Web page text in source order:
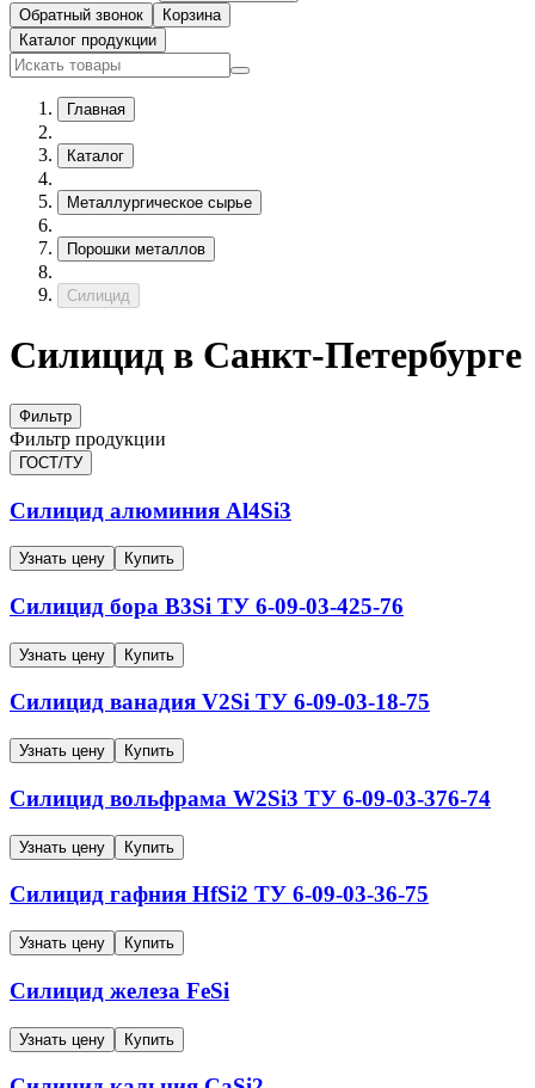
Обратный звонок
Корзина
Каталог продукции
Главная
Каталог
Металлургическое сырье
Порошки металлов
Силицид
Силицид в Санкт-Петербурге
Фильтр
Фильтр продукции
ГОСТ/ТУ
Силицид алюминия Al4Si3
Узнать цену Купить
Силицид бора B3Si ТУ 6-09-03-425-76
Узнать цену Купить
Силицид ванадия V2Si ТУ 6-09-03-18-75
Узнать цену Купить
Силицид вольфрама W2Si3 ТУ 6-09-03-376-74
Узнать цену Купить
Силицид гафния HfSi2 ТУ 6-09-03-36-75
Узнать цену Купить
Силицид железа FeSi
Узнать цену Купить